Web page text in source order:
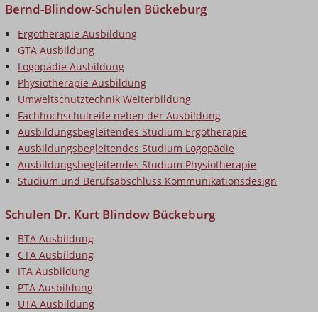
Bernd-Blindow-Schulen Bückeburg
Ergotherapie Ausbildung
GTA Ausbildung
Logopädie Ausbildung
Physiotherapie Ausbildung
Umweltschutztechnik Weiterbildung
Fachhochschulreife neben der Ausbildung
Ausbildungsbegleitendes Studium Ergotherapie
Ausbildungsbegleitendes Studium Logopädie
Ausbildungsbegleitendes Studium Physiotherapie
Studium und Berufsabschluss Kommunikationsdesign
Schulen Dr. Kurt Blindow Bückeburg
BTA Ausbildung
CTA Ausbildung
ITA Ausbildung
PTA Ausbildung
UTA Ausbildung